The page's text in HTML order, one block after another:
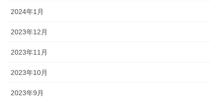
2024年1月
2023年12月
2023年11月
2023年10月
2023年9月